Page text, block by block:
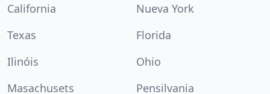
California
Nueva York
Texas
Florida
Ilinóis
Ohio
Masachusets
Pensilvania